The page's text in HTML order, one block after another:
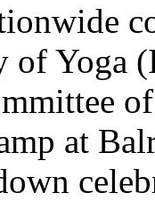
of Yoga
at